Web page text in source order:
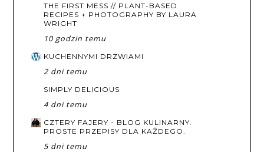
THE FIRST MESS // PLANT-BASED
RECIPES + PHOTOGRAPHY BY LAURA
WRIGHT
10 godzin temu
KUCHENNYMI DRZWIAMI
2 dni temu
SIMPLY DELICIOUS
4 dni temu
CZTERY FAJERY - BLOG KULINARNY.
PROSTE PRZEPISY DLA KAŻDEGO.
5 dni temu